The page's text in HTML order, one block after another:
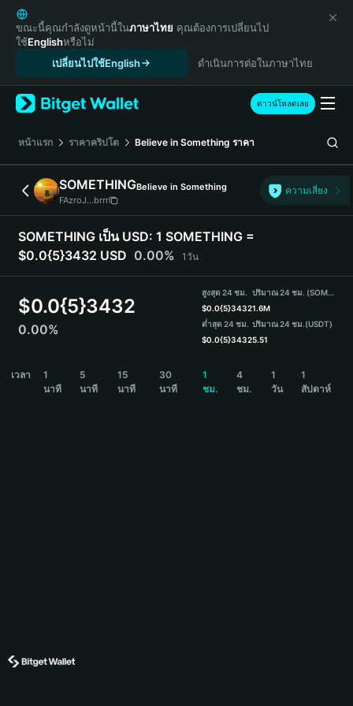
English
日本語
Tiếng Việt
Español (Latinoamérica)
Türkçe
Français
Deutsch
简体中文
繁體中文
Português (Portugal)
Bahasa Indonesia
ภาษาไทย
हिन्दी
Español
Português (Brasil)
ขณะนี้คุณกำลังดูหน้านี้ในภาษาไทย คุณต้องการเปลี่ยนไป
ใช้Englishหรือไม่
เปลี่ยนไปใช้English
ดำเนินการต่อในภาษาไทย
ดาวน์โหลดเลย
หน้าแรก ราคาคริปโต Believe in Something ราคา
SOMETHINGBelieve in Something
FAzroJ...brrr
ความเสี่ยง
SOMETHING เป็น USD: 1 SOMETHING =
$0.0{5}3432 USD 0.00% 1วัน
$0.0{5}3432
0.00%
สูงสุด 24 ชม.
$0.0{5}3432
ต่ำสุด 24 ชม.
$0.0{5}3432
ปริมาณ 24 ชม. (SOMETHING)
1.6M
ปริมาณ 24 ชม.(USDT)
5.51
เวลา
1
นาที
5
นาที
15
นาที
30
นาที
1
ชม.
4
ชม.
1
วัน
1
สัปดาห์